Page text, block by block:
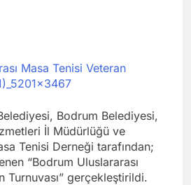
Bodrum Belediyesi,
İl Müdürlüğü ve
Tenisi Derneği tarafından;
“Bodrum Uluslararası
Turnuvası” gerçekleştirildi.